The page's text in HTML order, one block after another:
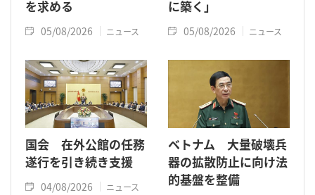
を求める
05/08/2026 ニュース
に築く」
05/08/2026 ニュース
国会 在外公館の任務
遂行を引き続き支援
04/08/2026 ニュース
ベトナム 大量破壊兵
器の拡散防止に向け法
的基盤を整備